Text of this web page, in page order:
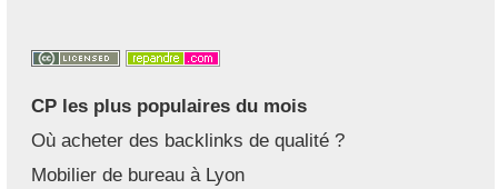
CP les plus populaires du mois
Où acheter des backlinks de qualité ?
Mobilier de bureau à Lyon